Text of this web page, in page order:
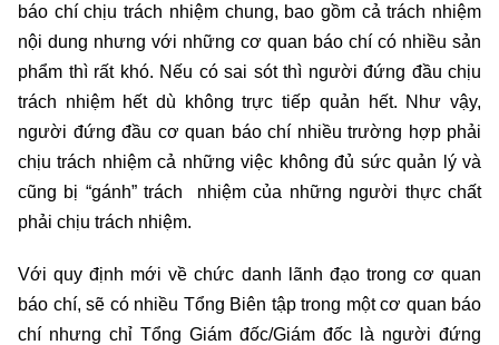
báo chí chịu trách nhiệm chung, bao gồm cả trách nhiệm
nội dung nhưng với những cơ quan báo chí có nhiều sản
phẩm thì rất khó. Nếu có sai sót thì người đứng đầu chịu
trách nhiệm hết dù không trực tiếp quản hết. Như vậy,
người đứng đầu cơ quan báo chí nhiều trường hợp phải
chịu trách nhiệm cả những việc không đủ sức quản lý và
cũng bị “gánh” trách nhiệm của những người thực chất
phải chịu trách nhiệm.
Với quy định mới về chức danh lãnh đạo trong cơ quan
báo chí, sẽ có nhiều Tổng Biên tập trong một cơ quan báo
chí nhưng chỉ Tổng Giám đốc/Giám đốc là người đứng